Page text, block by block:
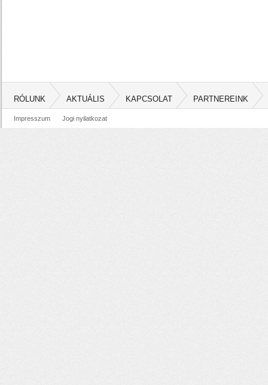
RÓLUNK AKTUÁLIS KAPCSOLAT PARTNEREINK
Impresszum Jogi nyilatkozat